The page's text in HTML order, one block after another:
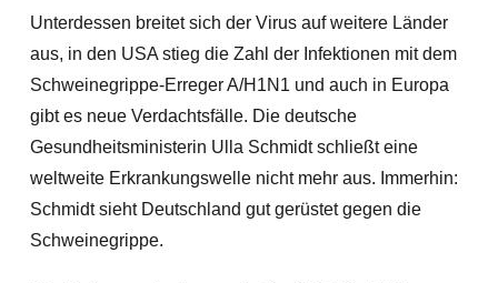
Unterdessen breitet sich der Virus auf weitere Länder
aus, in den USA stieg die Zahl der Infektionen mit dem
Schweinegrippe-Erreger A/H1N1 und auch in Europa
gibt es neue Verdachtsfälle. Die deutsche
Gesundheitsministerin Ulla Schmidt schließt eine
weltweite Erkrankungswelle nicht mehr aus. Immerhin:
Schmidt sieht Deutschland gut gerüstet gegen die
Schweinegrippe.